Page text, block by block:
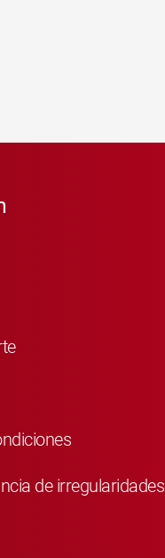
de irregularidades